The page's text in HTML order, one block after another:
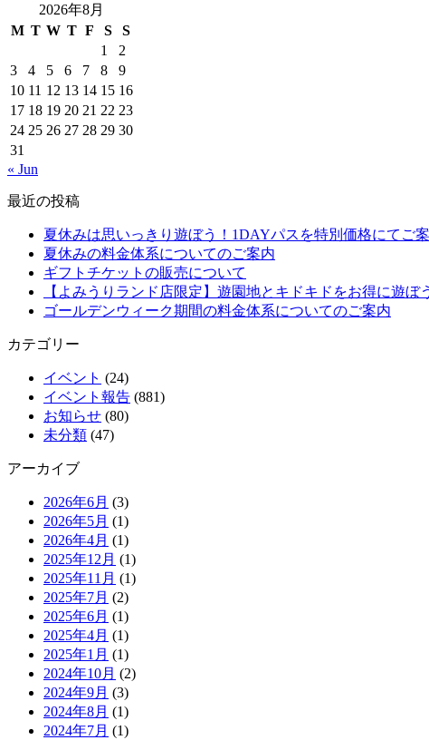
2026年8月
M T W T F S
S
1
2
3
4 5 6 7 8
9
10 11 12 13 14 15 16
17 18 19 20 21 22 23
24 25 26 27 28 29 30
31
« Jun
最近の投稿
夏休みは思いっきり遊ぼう！1DAYパスを特別価格にてご
夏休みの料金体系についてのご案内
ギフトチケットの販売について
【よみうりランド店限定】遊園地とキドキドをお得に遊ぼ
ゴールデンウィーク期間の料金体系についてのご案内
カテゴリー
イベント (24)
イベント報告 (881)
お知らせ (80)
未分類 (47)
アーカイブ
2026年6月 (3)
2026年5月 (1)
2026年4月 (1)
2025年12月 (1)
2025年11月 (1)
2025年7月 (2)
2025年6月 (1)
2025年4月 (1)
2025年1月 (1)
2024年10月 (2)
2024年9月 (3)
2024年8月 (1)
2024年7月 (1)